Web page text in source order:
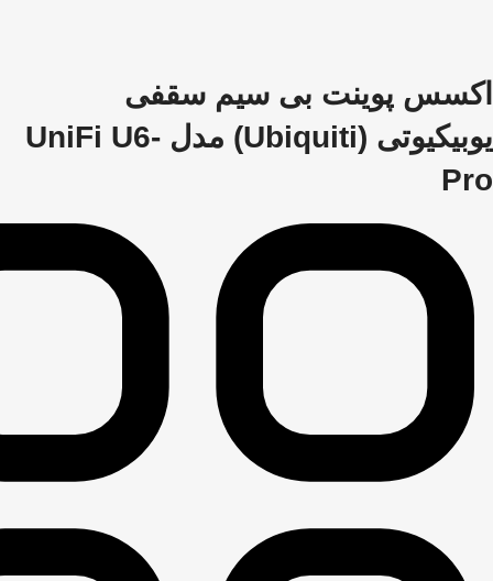
اکسس پوینت بی سیم سقفی
یوبیکیوتی (Ubiquiti) مدل UniFi U6-
Pro